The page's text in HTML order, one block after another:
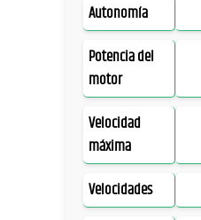
Autonomía
Potencia del
motor
Velocidad
máxima
Velocidades